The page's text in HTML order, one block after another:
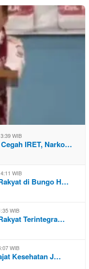
WIB
IRET, Narko…
WIB
di Bungo H…
WIB
Terintegra…
WIB
Kesehatan J…